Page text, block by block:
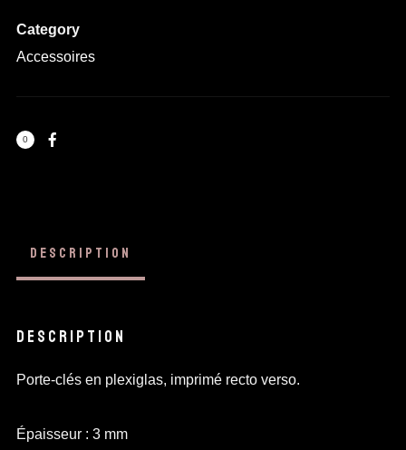
Category
Accessoires
0
DESCRIPTION
DESCRIPTION
Porte-clés en plexiglas, imprimé recto verso.
Épaisseur : 3 mm